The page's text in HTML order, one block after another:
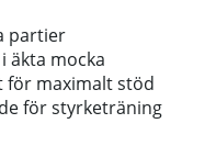
partier
äkta mocka
för maximalt stöd
för styrketräning